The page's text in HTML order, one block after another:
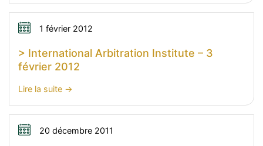
Le
Cas
de
l’A.F.A.
2012
Formation
approfondie
1 février 2012
> International Arbitration Institute – 3
février 2012
Lire la suite:
International
Arbitration
20 décembre 2011